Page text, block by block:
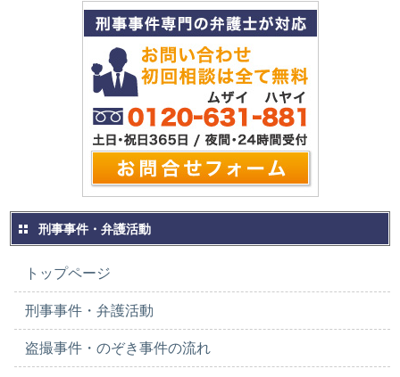
刑事事件・弁護活動
トップページ
刑事事件・弁護活動
盗撮事件・のぞき事件の流れ